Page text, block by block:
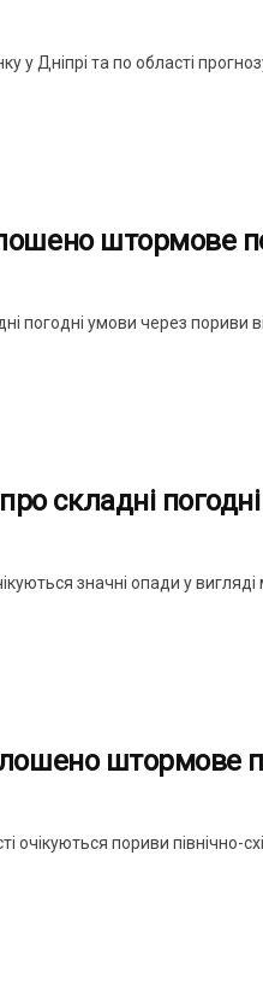
у Дніпрі та по області
штормове
погодні умови через пориви
складні
значні опади у
штормове
очікуються пориви північно-